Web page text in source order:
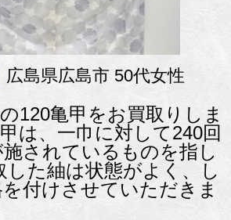
広島県広島市 50代女性
120亀甲をお買取りしま
は、一巾に対して240回
されているものを指し
した紬は状態がよく、し
付けさせていただきま